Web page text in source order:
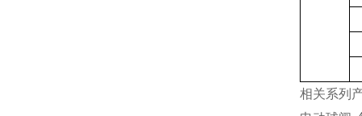
相关系列